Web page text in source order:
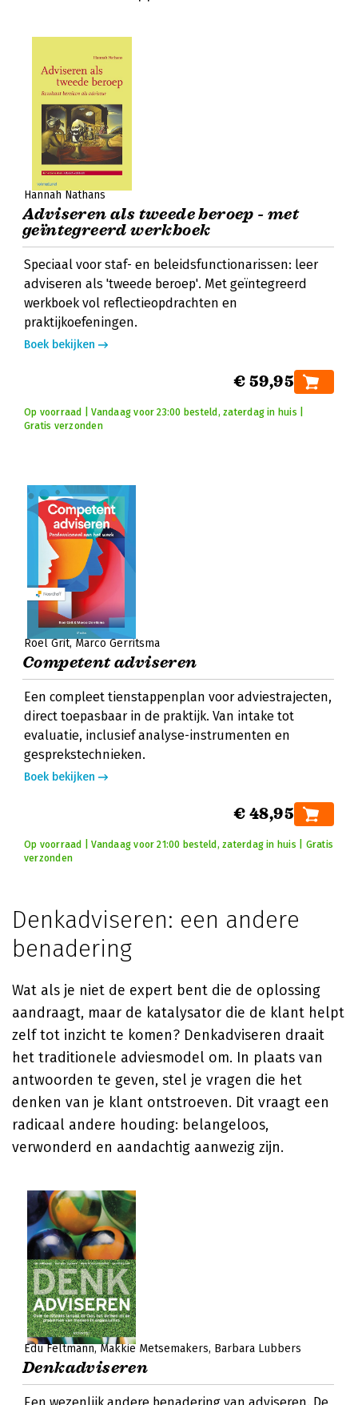
Hannah Nathans
Adviseren als tweede beroep - met
geïntegreerd werkboek
Speciaal voor staf- en beleidsfunctionarissen: leer
adviseren als 'tweede beroep'. Met geïntegreerd
werkboek vol reflectieopdrachten en
praktijkoefeningen.
Boek bekijken
€ 59,95
Op voorraad | Vandaag voor 23:00 besteld, zaterdag in huis |
Gratis verzonden
Roel Grit Marco Gerritsma
Competent adviseren
Een compleet tienstappenplan voor adviestrajecten,
direct toepasbaar in de praktijk. Van intake tot
evaluatie, inclusief analyse-instrumenten en
gesprekstechnieken.
Boek bekijken
€ 48,95
Op voorraad | Vandaag voor 21:00 besteld, zaterdag in huis | Gratis
verzonden
Denkadviseren: een andere
benadering
Wat als je niet de expert bent die de oplossing
aandraagt, maar de katalysator die de klant helpt
zelf tot inzicht te komen? Denkadviseren draait
het traditionele adviesmodel om. In plaats van
antwoorden te geven, stel je vragen die het
denken van je klant ontstroeven. Dit vraagt een
radicaal andere houding: belangeloos,
verwonderd en aandachtig aanwezig zijn.
Edu Feltmann Makkie Metsemakers Barbara Lubbers
Denkadviseren